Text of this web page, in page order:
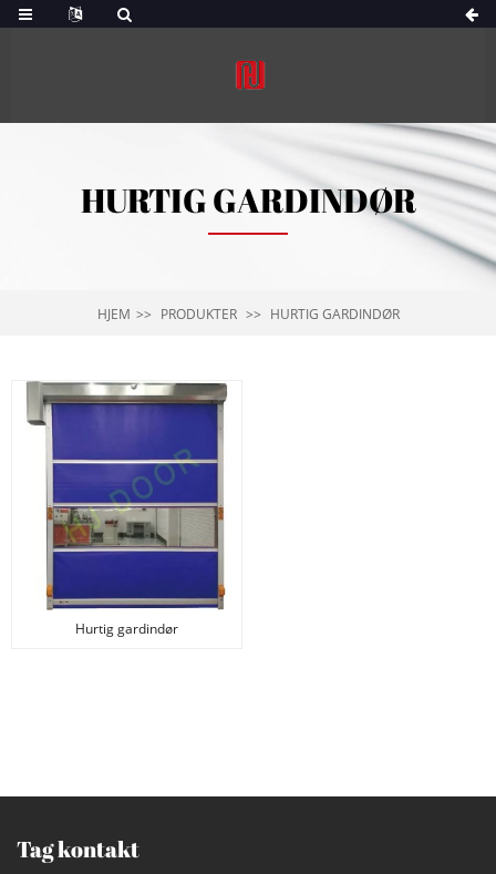
HURTIG GARDINDØR
HJEM PRODUKTER HURTIG GARDINDØR
Hurtig gardindør
Tag kontakt